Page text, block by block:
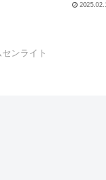
ンライト